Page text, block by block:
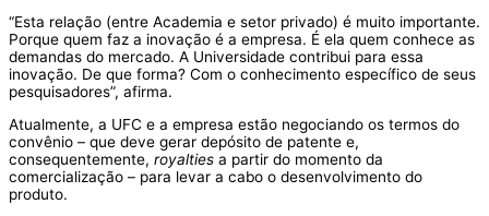
“Esta relação (entre Academia e setor privado) é muito importante.
Porque quem faz a inovação é a empresa. É ela quem conhece as
demandas do mercado. A Universidade contribui para essa
inovação. De que forma? Com o conhecimento específico de seus
pesquisadores”, afirma.
Atualmente, a UFC e a empresa estão negociando os termos do
convênio – que deve gerar depósito de patente e,
consequentemente, royalties a partir do momento da
comercialização – para levar a cabo o desenvolvimento do
produto.